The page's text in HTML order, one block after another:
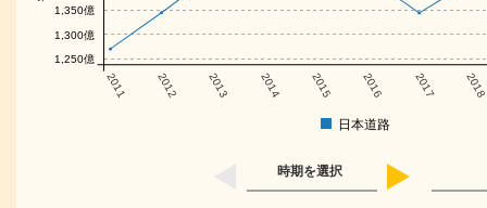
2011 2012 2013 2014 2015 2016 2017 2018
1,250億
1,300億
1,350億
日本道路
時期を選択